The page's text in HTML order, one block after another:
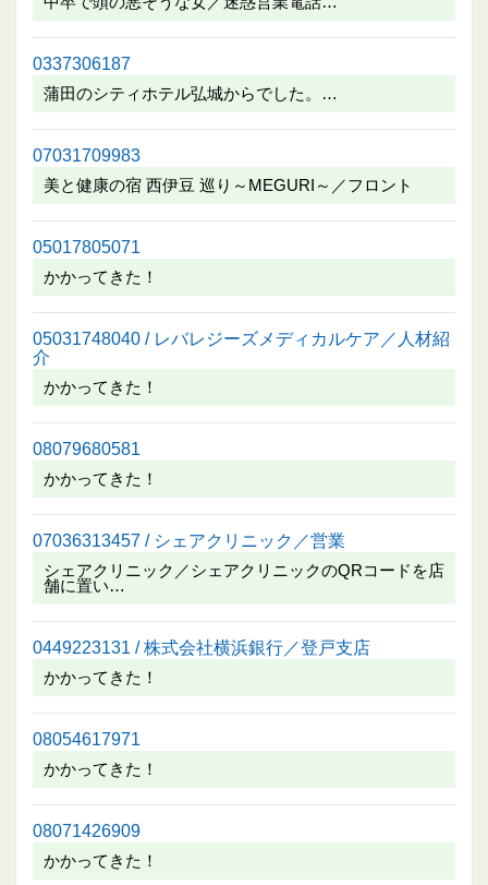
0337306187
蒲田のシティホテル弘城からでした。…
07031709983
美と健康の宿 西伊豆 巡り～MEGURI～／フロント
05017805071
かかってきた！
05031748040 / レバレジーズメディカルケア／人材紹
介
かかってきた！
08079680581
かかってきた！
07036313457 / シェアクリニック／営業
シェアクリニック／シェアクリニックのQRコードを店
舗に置い…
0449223131 / 株式会社横浜銀行／登戸支店
かかってきた！
08054617971
かかってきた！
08071426909
かかってきた！